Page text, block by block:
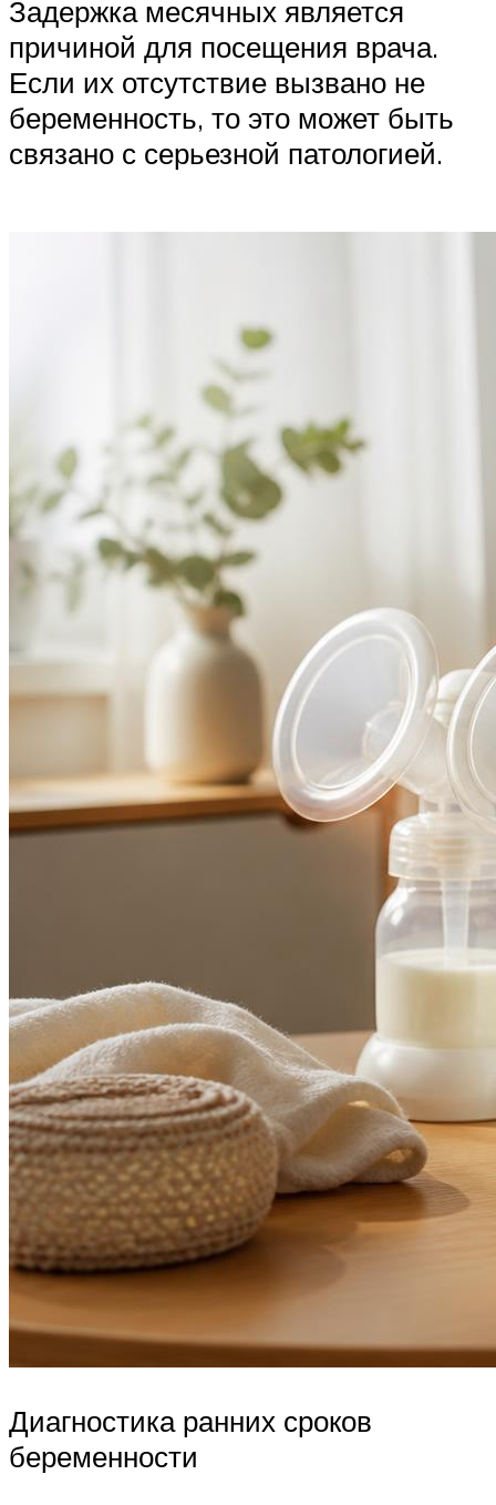
Задержка месячных является
причиной для посещения врача.
Если их отсутствие вызвано не
беременность, то это может быть
связано с серьезной патологией.
Диагностика ранних сроков
беременности